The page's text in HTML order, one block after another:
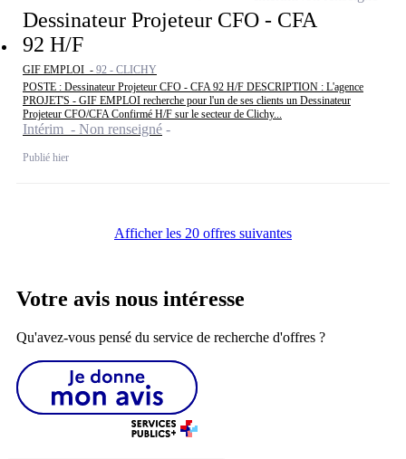
Dessinateur Projeteur CFO - CFA
92 H/F
GIF EMPLOI - 92 - CLICHY
POSTE : Dessinateur Projeteur CFO - CFA 92 H/F DESCRIPTION : L'agence
PROJET'S - GIF EMPLOI recherche pour l'un de ses clients un Dessinateur
Projeteur CFO/CFA Confirmé H/F sur le secteur de Clichy...
Intérim - Non renseigné
Publié hier
Afficher les 20 offres suivantes
Votre avis nous intéresse
Qu'avez-vous pensé du service de recherche d'offres ?